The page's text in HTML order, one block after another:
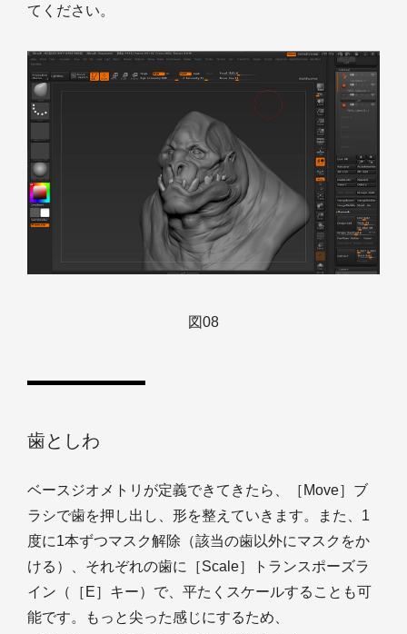
てください。
図08
歯としわ
ベースジオメトリが定義できてきたら、［Move］ブ
ラシで歯を押し出し、形を整えていきます。また、1
度に1本ずつマスク解除（該当の歯以外にマスクをか
ける）、それぞれの歯に［Scale］トランスポーズラ
イン（［E］キー）で、平たくスケールすることも可
能です。もっと尖った感じにするため、